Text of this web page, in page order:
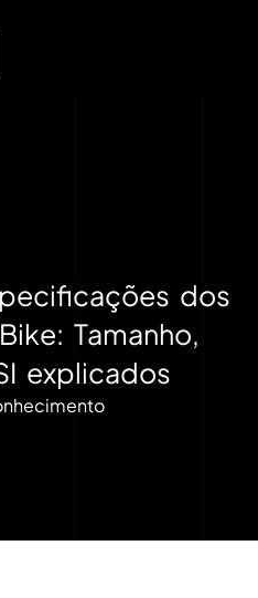
dos
Tamanho,
explicados